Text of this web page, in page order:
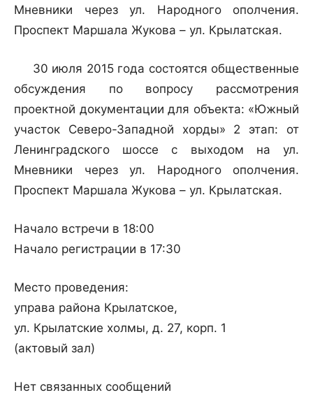
Мневники через ул. Народного ополчения.
Проспект Маршала Жукова – ул. Крылатская.
30 июля 2015 года состоятся общественные
обсуждения по вопросу рассмотрения
проектной документации для объекта: «Южный
участок Северо-Западной хорды» 2 этап: от
Ленинградского шоссе с выходом на ул.
Мневники через ул. Народного ополчения.
Проспект Маршала Жукова – ул. Крылатская.
Начало встречи в 18:00
Начало регистрации в 17:30
Место проведения:
управа района Крылатское,
ул. Крылатские холмы, д. 27, корп. 1
(актовый зал)
Нет связанных сообщений